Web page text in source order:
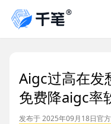
Aigc过高在发
免费降aigc率
发布于 2025年09月18日官